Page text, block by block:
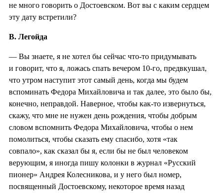
не много говорить о Достоевском. Вот вы с каким сердцем
эту дату встретили?
В. Легойда
— Вы знаете, я не хотел бы сейчас что-то придумывать
и говорит, что я, ложась спать вечером 10-го, предвкушал,
что утром наступит этот самый день, когда мы будем
вспоминать Федора Михайловича и так далее, это было бы,
конечно, неправдой. Наверное, чтобы как-то извернуться,
скажу, что мне не нужен день рождения, чтобы добрым
словом вспомнить Федора Михайловича, чтобы о нем
помолиться, чтобы сказать ему спасибо, хотя «так
совпало», как сказал бы я, если бы не был человеком
верующим, я иногда пишу колонки в журнал «Русский
пионер» Андрея Колесникова, и у него был номер,
посвященный Достоевскому, некоторое время назад